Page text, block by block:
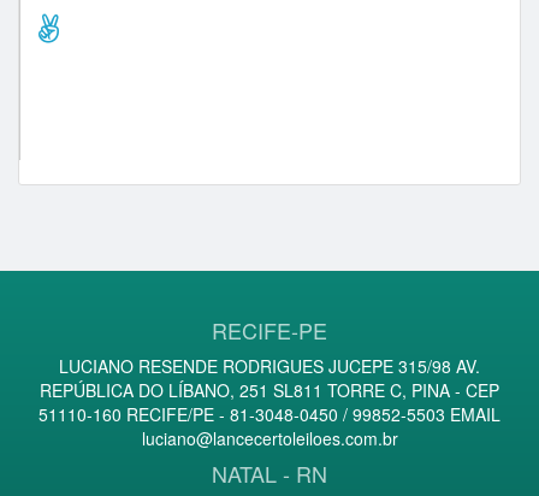
RECIFE-PE
LUCIANO RESENDE RODRIGUES JUCEPE 315/98 AV.
REPÚBLICA DO LÍBANO, 251 SL811 TORRE C, PINA - CEP
51110-160 RECIFE/PE - 81-3048-0450 / 99852-5503 EMAIL
luciano@lancecertoleiloes.com.br
NATAL - RN